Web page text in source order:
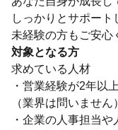
しっかりとサポート
未経験の方もご安心
対象となる方
求めている人材
・営業経験が2年以
（業界は問いません）
・企業の人事担当や